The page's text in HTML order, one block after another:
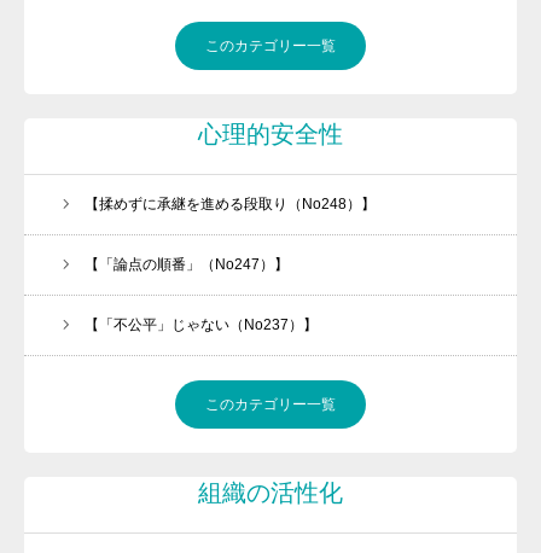
このカテゴリー一覧
心理的安全性
【揉めずに承継を進める段取り（No248）】
【「論点の順番」（No247）】
【「不公平」じゃない（No237）】
このカテゴリー一覧
組織の活性化